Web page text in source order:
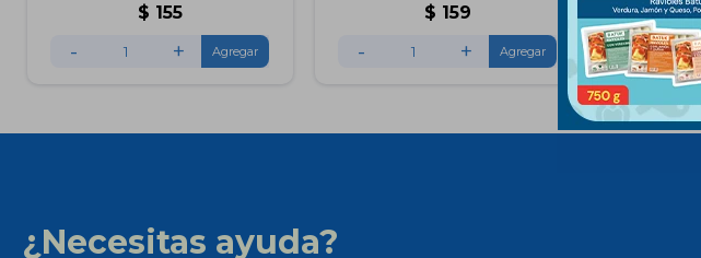
$ 155
- +
$ 159
- + -
¿Necesitas ayuda?